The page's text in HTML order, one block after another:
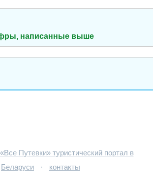
написанные выше
«Все Путевки» туристический портал в
Беларуси
·
контакты